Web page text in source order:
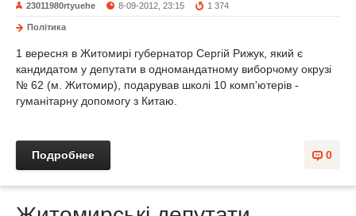
23011980rtyuehe 8-09-2012, 23:15 1 374
Політика
1 вересня в Житомирі губернатор Сергій Рижук, який є
кандидатом у депутати в одномандатному виборчому окрузі
№ 62 (м. Житомир), подарував школі 10 комп'ютерів -
гуманітарну допомогу з Китаю.
0
Подробнее